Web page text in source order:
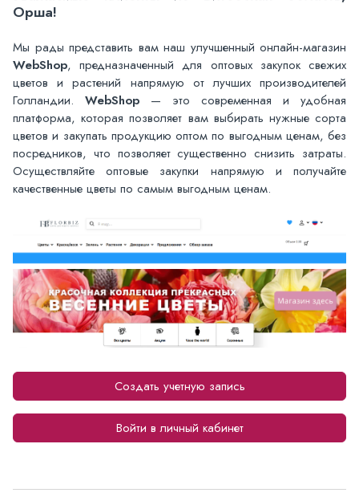
Орша!
Мы рады представить вам наш улучшенный онлайн-магазин
WebShop, предназначенный для оптовых закупок свежих
цветов и растений напрямую от лучших производителей
Голландии.WebShop — это современная и удобная
платформа, которая позволяет вам выбирать нужные сорта
цветов и закупать продукцию оптом по выгодным ценам, без
посредников, что позволяет существенно снизить затраты.
Осуществляйте оптовые закупки напрямую и получайте
качественные цветы по самым выгодным ценам.
Создать учетную запись
Войти в личный кабинет